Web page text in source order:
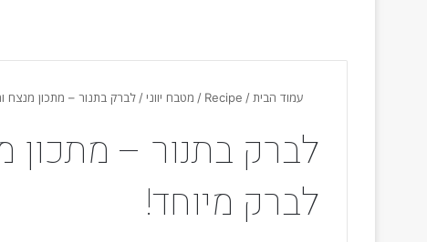
עמוד הבית /
Recipe
/ מטבח יווני / לברק בתנור – מתכון מנצח
לברק בתנור –
לברק מיוחד!